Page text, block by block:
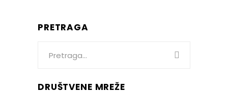
PRETRAGA
DRUŠTVENE MREŽE